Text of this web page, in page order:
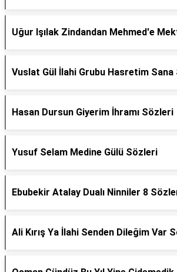
Uğur Işılak Zindandan Mehmed'e
Vuslat Gül İlahi Grubu Hasretim
Hasan Dursun Giyerim İhramı Sözleri
Yusuf Selam Medine Gülü Sözleri
Ebubekir Atalay Dualı Ninniler 8
Ali Kırış Ya İlahi Senden Dileğim Var